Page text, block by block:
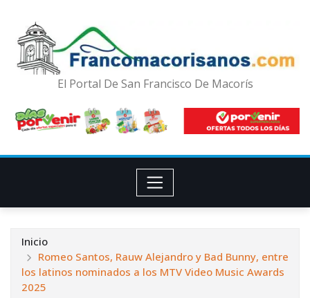
El Portal De San Francisco De Macorís
Inicio
Romeo Santos, Rauw Alejandro y Bad Bunny, entre
los latinos nominados a los MTV Video Music Awards
2025